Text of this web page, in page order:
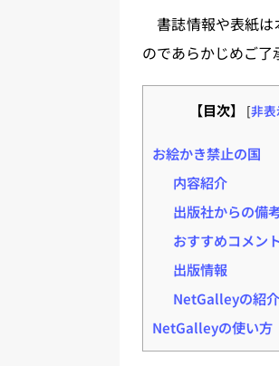
書誌情報や表紙は
のであらかじめご了
【目次】 [非表
お絵かき禁止の国
内容紹介
出版社からの備
おすすめコメント
出版情報
NetGalleyの紹
NetGalleyの使い方